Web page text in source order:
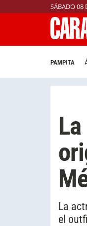
SÁBADO 08
PAMPITA
La
el